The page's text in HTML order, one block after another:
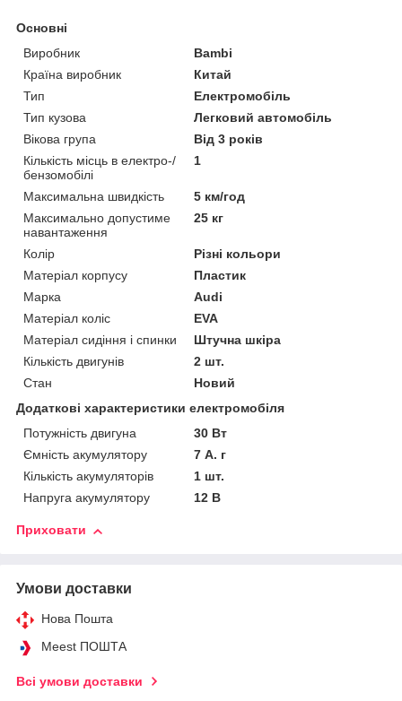
Основні
Виробник
Bambi
Країна виробник
Китай
Тип
Електромобіль
Тип кузова
Легковий автомобіль
Вікова група
Від 3 років
Кількість місць в електро-/
бензомобілі
1
Максимальна швидкість
5 км/год
Максимально допустиме
навантаження
25 кг
Колір
Різні кольори
Матеріал корпусу
Пластик
Марка
Audi
Матеріал коліс
EVA
Матеріал сидіння і спинки
Штучна шкіра
Кількість двигунів
2 шт.
Стан
Новий
Додаткові характеристики електромобіля
Потужність двигуна
30 Вт
Ємність акумулятору
7 А. г
Кількість акумуляторів
1 шт.
Напруга акумулятору
12 В
Приховати
Умови доставки
Нова Пошта
Meest ПОШТА
Всі умови доставки